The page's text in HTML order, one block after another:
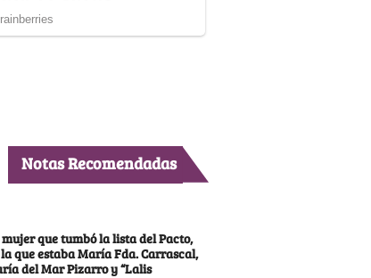
Notas Recomendadas
que tumbó la lista del Pacto,
que estaba María Fda. Carrascal,
del Mar Pizarro y “Lalis